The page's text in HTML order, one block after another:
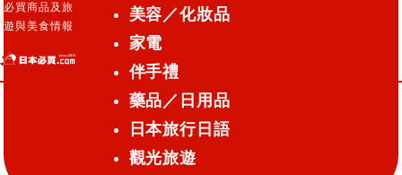
必買商品及旅
遊與美食情報
美容／化妝品
家電
伴手禮
藥品／日用品
日本旅行日語
觀光旅遊
旅遊景點美食 觀光旅遊 2016.06.10
名古屋旅遊食記彙整
名古屋旅遊食記彙整